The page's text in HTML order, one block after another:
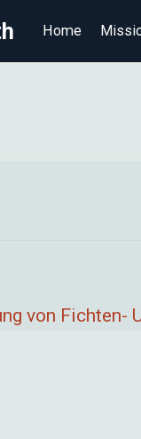
Home
von Fichten-